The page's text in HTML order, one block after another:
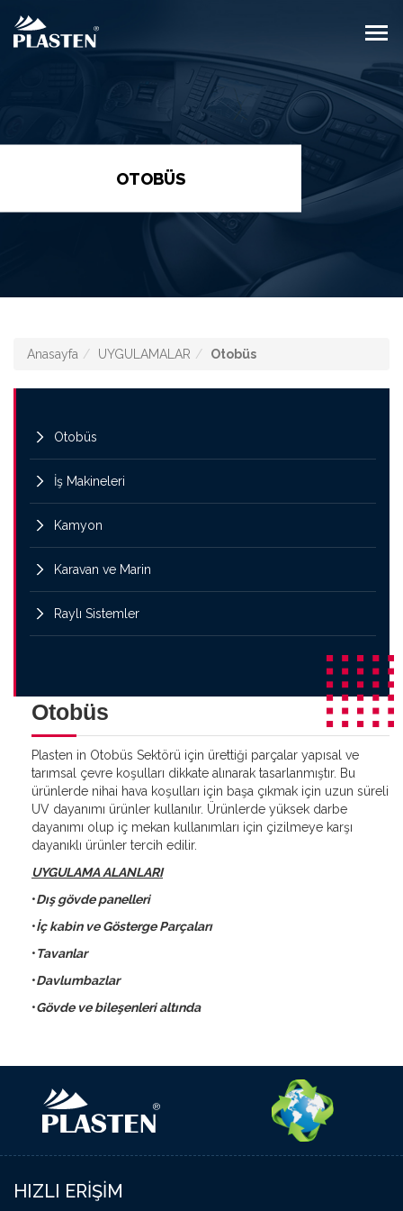
OTOBÜS
Anasayfa UYGULAMALAR Otobüs
Otobüs
İş Makineleri
Kamyon
Karavan ve Marin
Raylı Sistemler
Otobüs
Plasten in Otobüs Sektörü için ürettiği parçalar yapısal ve
tarımsal çevre koşulları dikkate alınarak tasarlanmıştır. Bu
ürünlerde nihai hava koşulları için başa çıkmak için uzun süreli
UV dayanımı ürünler kullanılır. Ürünlerde yüksek darbe
dayanımı olup iç mekan kullanımları için çizilmeye karşı
dayanıklı ürünler tercih edilir.
UYGULAMA ALANLARI
•Dış gövde panelleri
•İç kabin ve Gösterge Parçaları
•Tavanlar
•Davlumbazlar
•Gövde ve bileşenleri altında
HIZLI ERİŞİM